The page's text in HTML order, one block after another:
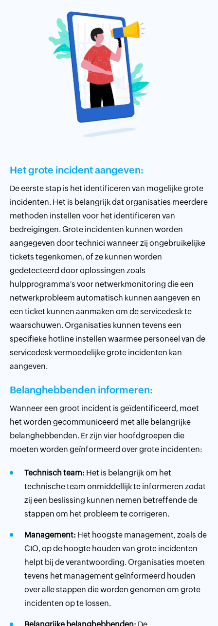
Het grote incident aangeven:
De eerste stap is het identificeren van mogelijke grote
incidenten. Het is belangrijk dat organisaties meerdere
methoden instellen voor het identificeren van
bedreigingen. Grote incidenten kunnen worden
aangegeven door technici wanneer zij ongebruikelijke
tickets tegenkomen, of ze kunnen worden
gedetecteerd door oplossingen zoals
hulpprogramma's voor netwerkmonitoring die een
netwerkprobleem automatisch kunnen aangeven en
een ticket kunnen aanmaken om de servicedesk te
waarschuwen. Organisaties kunnen tevens een
specifieke hotline instellen waarmee personeel van de
servicedesk vermoedelijke grote incidenten kan
aangeven.
Belanghebbenden informeren:
Wanneer een groot incident is geïdentificeerd, moet
het worden gecommuniceerd met alle belangrijke
belanghebbenden. Er zijn vier hoofdgroepen die
moeten worden geïnformeerd over grote incidenten:
Technisch team: Het is belangrijk om het
technische team onmiddellijk te informeren zodat
zij een beslissing kunnen nemen betreffende de
stappen om het probleem te corrigeren.
Management: Het hoogste management, zoals de
CIO, op de hoogte houden van grote incidenten
helpt bij de verantwoording. Organisaties moeten
tevens het management geïnformeerd houden
over alle stappen die worden genomen om grote
incidenten op te lossen.